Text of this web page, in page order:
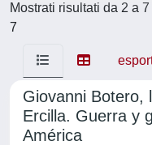
Mostrati risultati da 2 a 7
7
Giovanni Botero,
Ercilla. Guerra y
América